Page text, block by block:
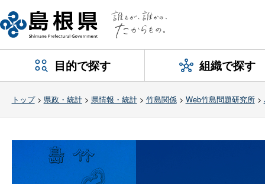
目的で探す 組織で探す
トップ> 県政・統計> 県情報・統計> 竹島関係> Web竹島問題研究所>